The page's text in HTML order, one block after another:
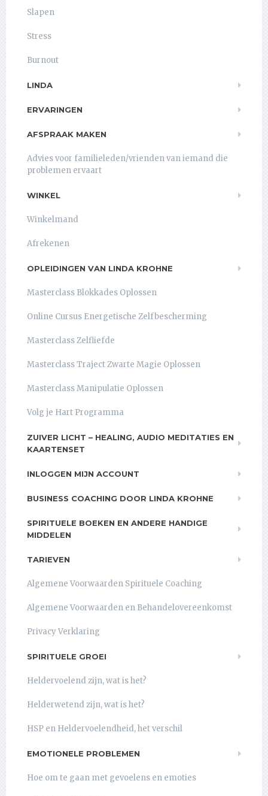
Slapen
Stress
Burnout
LINDA
ERVARINGEN
AFSPRAAK MAKEN
Advies voor familieleden/vrienden van iemand die
problemen ervaart
WINKEL
Winkelmand
Afrekenen
OPLEIDINGEN VAN LINDA KROHNE
Masterclass Blokkades Oplossen
Online Cursus Energetische Zelfbescherming
Masterclass Zelfliefde
Masterclass Traject Zwarte Magie Oplossen
Masterclass Manipulatie Oplossen
Volg je Hart Programma
ZUIVER LICHT – HEALING, AUDIO MEDITATIES EN
KAARTENSET
INLOGGEN MIJN ACCOUNT
BUSINESS COACHING DOOR LINDA KROHNE
SPIRITUELE BOEKEN EN ANDERE HANDIGE
MIDDELEN
TARIEVEN
Algemene Voorwaarden Spirituele Coaching
Algemene Voorwaarden en Behandelovereenkomst
Privacy Verklaring
SPIRITUELE GROEI
Heldervoelend zijn, wat is het?
Helderwetend zijn, wat is het?
HSP en Heldervoelendheid, het verschil
EMOTIONELE PROBLEMEN
Hoe om te gaan met gevoelens en emoties